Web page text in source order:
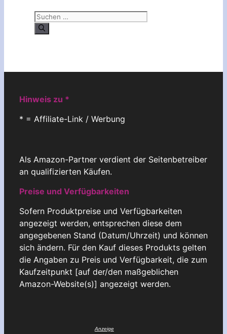
Suchen
nach:
Hinweis zu *
* = Affiliate-Link / Werbung
Als Amazon-Partner verdient der Seitenbetreiber
an qualifizierten Käufen.
Preise und Verfügbarkeiten
Sofern Produktpreise und Verfügbarkeiten
angezeigt werden, entsprechen diese dem
angegebenen Stand (Datum/Uhrzeit) und können
sich ändern. Für den Kauf dieses Produkts gelten
die Angaben zu Preis und Verfügbarkeit, die zum
Kaufzeitpunkt [auf der/den maßgeblichen
Amazon-Website(s)] angezeigt werden.